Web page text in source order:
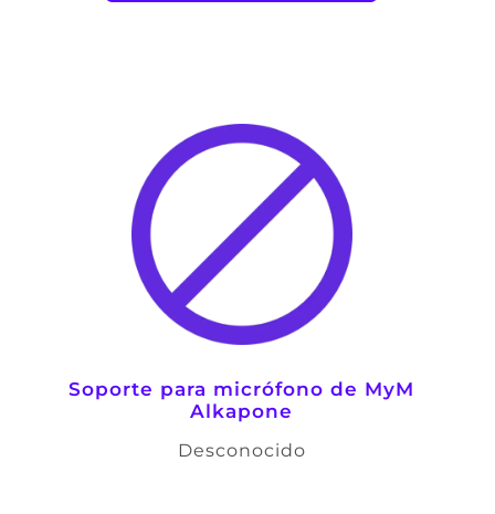
Soporte para micrófono de MyM
Alkapone
Desconocido